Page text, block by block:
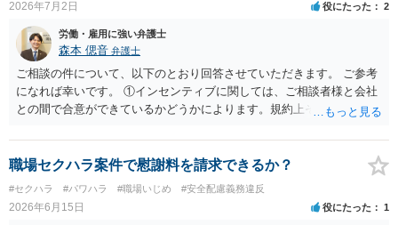
しないようにして下さい。そういう報復的なことをしなければ名誉毀
損にはなりません。反訴は貴女が加害行為をしなければ、通常は起こ
されません。 ５ 裁判をして、和解すれば和解金が入ります。 勝訴
判決を得て確定すれば、判決認容額を払ってもらいます。任意に支払
わない場合には、給与や預貯金、不動産などの財産を差押えます。
難易度によって変わります。また、現在は弁護士報酬は自由化されて
いますので、依頼する弁護士によっても費用は変わってきます。
2026年7月2日 役にたった 2
労働・雇用に強い弁護士
森本 偲音 弁護士
ご相談の件について、以下のとおり回答させていただきます。 ご参考
になれば幸いです。 ①インセンティブに関しては、ご相談者様と会社
との間で合意ができているかどうかによります。規約上そのような合
は口頭でも成立しますが、裁判等で争点となった場合には録音等の証
拠がない限り立証が困難となり、請求が認められない可能性がござい
ます。 ②未払給与に関しては労務を提供しているのにもかかわらず支
払われていない場合は、契約違反となりますので請求可能かと存じま
す。 ③休日・時間外労働については、休日・時間外労働があったこと
職場セクハラ案件で慰謝料を請求できるか？
#セクハラ #パワハラ #職場いじめ #安全配慮義務違反
2026年6月15日 役にたった 1